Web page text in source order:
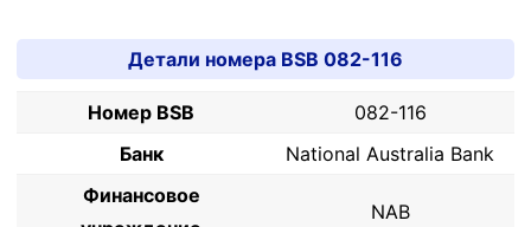
Детали номера BSB 082-116
Номер BSB
082-116
Банк
National Australia Bank
Финансовое
NAB